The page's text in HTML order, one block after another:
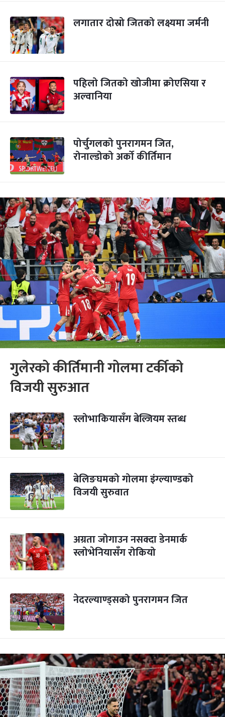
लगातार दोस्रो जितको लक्ष्यमा जर्मनी
पहिलो जितको खोजीमा क्रोएसिया र
अल्वानिया
पोर्चुगलको पुनरागमन जित,
रोनाल्डोको अर्को कीर्तिमान
गुलेरको कीर्तिमानी गोलमा टर्कीको
विजयी सुरुआत
स्लोभाकियासँग बेल्जियम स्तब्ध
बेलिङघमको गोलमा इंग्ल्याण्डको
विजयी सुरुवात
अग्रता जोगाउन नसक्दा डेनमार्क
स्लोभेनियासँग रोकियो
नेदरल्याण्ड्सको पुनरागमन जित